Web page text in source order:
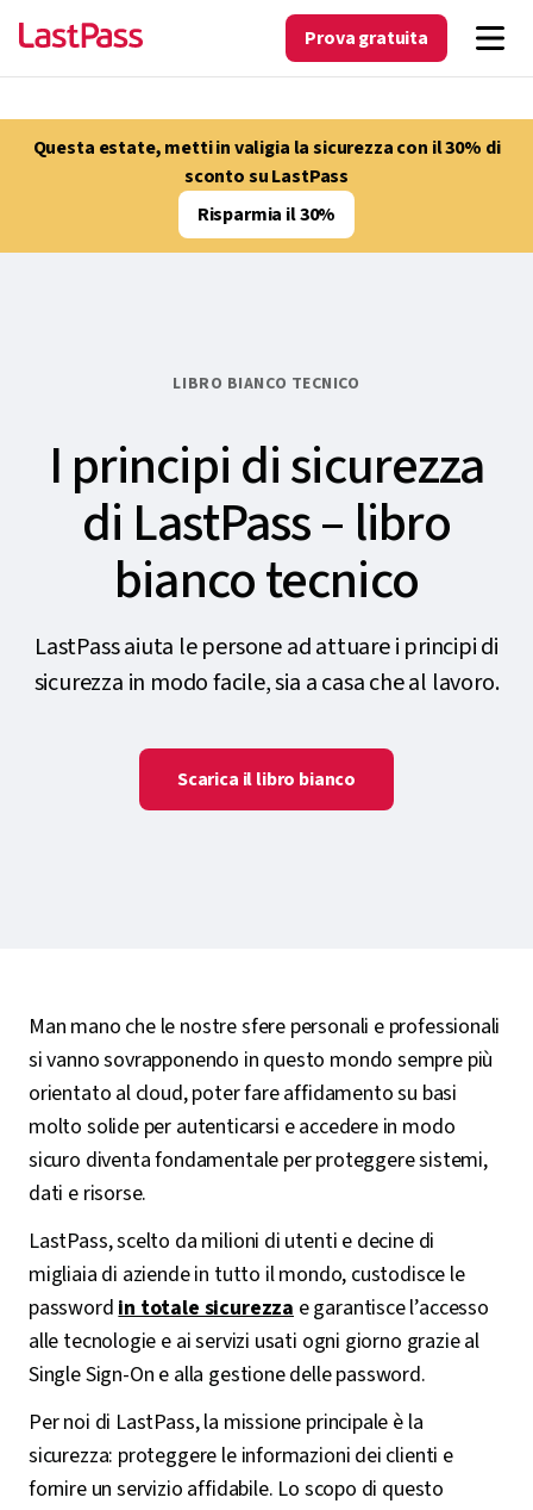
Prova gratuita
Questa estate, metti in valigia la sicurezza con il 30% di
sconto su LastPass
Risparmia il 30%
LIBRO BIANCO TECNICO
I principi di sicurezza
di LastPass – libro
bianco tecnico
LastPass aiuta le persone ad attuare i principi di
sicurezza in modo facile, sia a casa che al lavoro.
Scarica il libro bianco
Man mano che le nostre sfere personali e professionali
si vanno sovrapponendo in questo mondo sempre più
orientato al cloud, poter fare affidamento su basi
molto solide per autenticarsi e accedere in modo
sicuro diventa fondamentale per proteggere sistemi,
dati e risorse.
LastPass, scelto da milioni di utenti e decine di
migliaia di aziende in tutto il mondo, custodisce le
passwordin totale sicurezzae garantisce l’accesso
alle tecnologie e ai servizi usati ogni giorno grazie al
Single Sign-On e alla gestione delle password.
Per noi di LastPass, la missione principale è la
sicurezza: proteggere le informazioni dei clienti e
fornire un servizio affidabile. Lo scopo di questo